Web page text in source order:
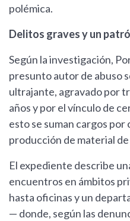
polémica.
Delitos graves y un
Según la investigación,
presunto autor de abuso
ultrajante, agravado por
años y por el vínculo de
esto se suman cargos
producción de material
El expediente describe
encuentros en ámbitos
hasta oficinas y un
— donde, según las